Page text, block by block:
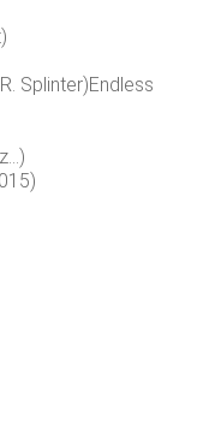
Splinter)Endless